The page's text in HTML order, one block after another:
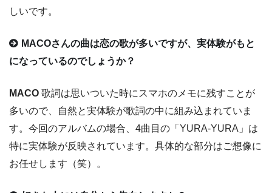
しいです。
MACOさんの曲は恋の歌が多いですが、実体験がもと
になっているのでしょうか？
MACO 歌詞は思いついた時にスマホのメモに残すことが
多いので、自然と実体験が歌詞の中に組み込まれていま
す。今回のアルバムの場合、4曲目の「YURA-YURA」は
特に実体験が反映されています。具体的な部分はご想像に
お任せします（笑）。